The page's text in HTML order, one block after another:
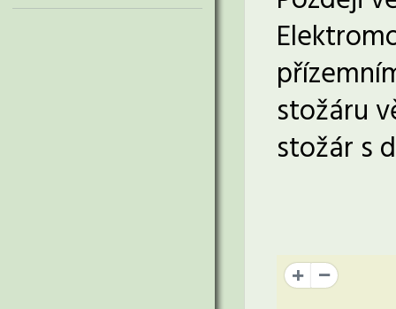
stožáru
stožár s
+